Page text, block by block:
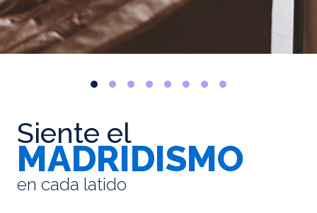
Siente el
MADRIDISMO
en cada latido